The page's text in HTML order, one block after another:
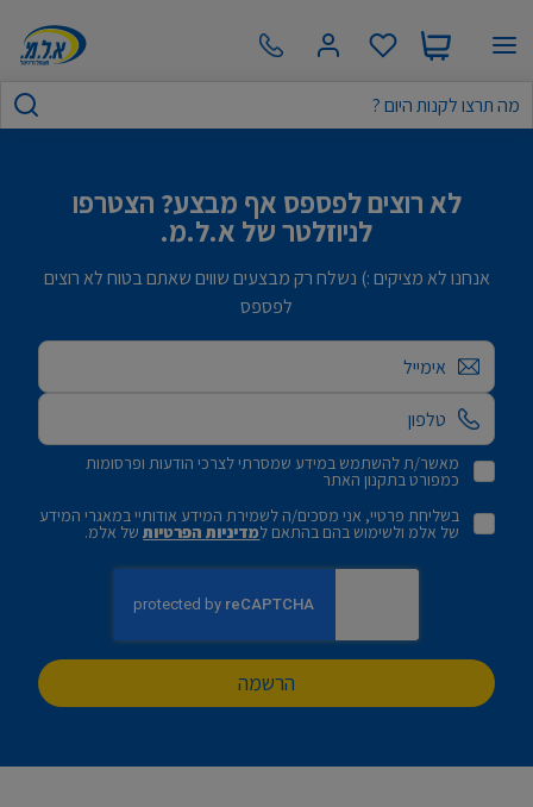
לא רוצים לפספס אף מבצע? הצטרפו
לניוזלטר של א.ל.מ.
אנחנו לא מציקים :) נשלח רק מבצעים שווים שאתם בטוח לא רוצים
לפספס
אימייל
מאשר/ת להשתמש במידע שמסרתי לצרכי הודעות ופרסומות
כמפורט בתקנון האתר
בשליחת פרטיי, אני מסכים/ה לשמירת המידע אודותיי במאגרי המידע
של אלמ ולשימוש בהם בהתאם למדיניות הפרטיותשל אלמ.
הרשמה